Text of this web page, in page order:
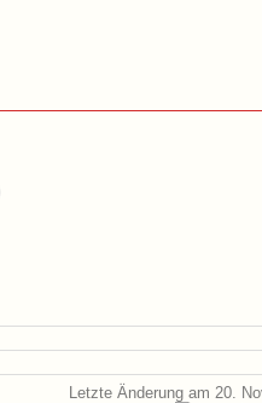
Letzte Änderung am 20.